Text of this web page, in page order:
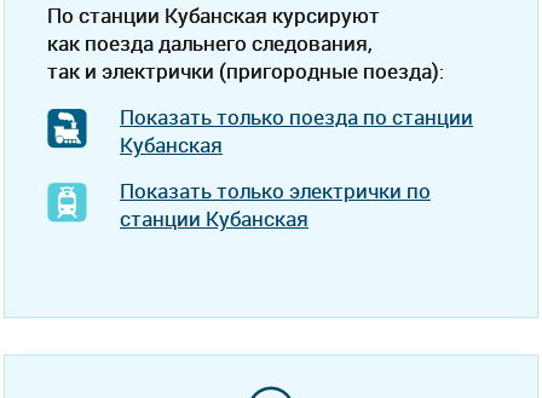
По станции Кубанская курсируют
как поезда дальнего следования,
так и электрички (пригородные поезда):
Показать только поезда по станции
Кубанская
Показать только электрички по
станции Кубанская